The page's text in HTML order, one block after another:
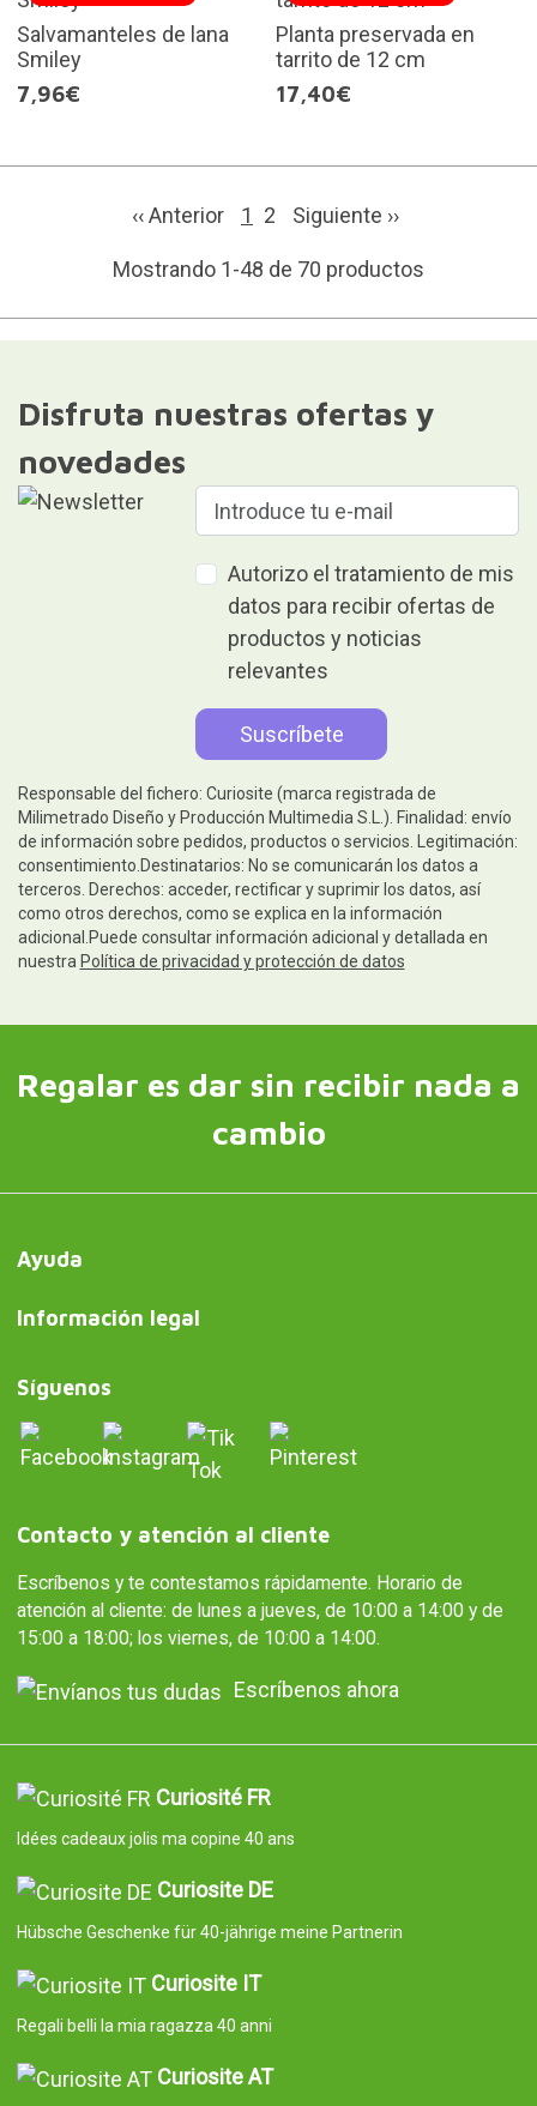
Salvamanteles de lana
Smiley
7,96€
Planta preservada en
tarrito de 12 cm
17,40€
‹‹ Anterior 1 2 Siguiente ››
Mostrando 1-48 de 70 productos
Disfruta nuestras ofertas y
novedades
Autorizo el tratamiento de mis
datos para recibir ofertas de
productos y noticias
relevantes
Responsable del fichero: Curiosite (marca registrada de
Milimetrado Diseño y Producción Multimedia S.L.). Finalidad: envío
de información sobre pedidos, productos o servicios. Legitimación:
consentimiento.Destinatarios: No se comunicarán los datos a
terceros. Derechos: acceder, rectificar y suprimir los datos, así
como otros derechos, como se explica en la información
adicional.Puede consultar información adicional y detallada en
nuestra Política de privacidad y protección de datos
Regalar es dar sin recibir nada a
cambio
Ayuda
Información legal
Síguenos
Contacto y atención al cliente
Escríbenos y te contestamos rápidamente. Horario de
atención al cliente: de lunes a jueves, de 10:00 a 14:00 y de
15:00 a 18:00; los viernes, de 10:00 a 14:00.
Escríbenos ahora
Curiosité FR
Idées cadeaux jolis ma copine 40 ans
Curiosite DE
Hübsche Geschenke für 40-jährige meine Partnerin
Curiosite IT
Regali belli la mia ragazza 40 anni
Curiosite AT